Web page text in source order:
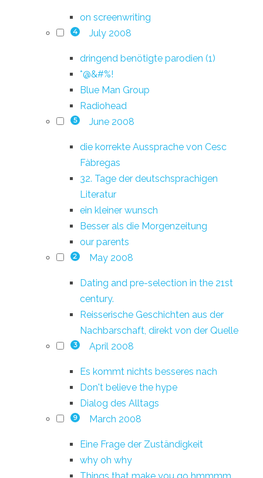
on screenwriting
4 July 2008
dringend benötigte parodien (1)
*@&#%!
Blue Man Group
Radiohead
5 June 2008
die korrekte Aussprache von Cesc
Fàbregas
32. Tage der deutschsprachigen
Literatur
ein kleiner wunsch
Besser als die Morgenzeitung
our parents
2 May 2008
Dating and pre-selection in the 21st
century.
Reisserische Geschichten aus der
Nachbarschaft, direkt von der Quelle
3 April 2008
Es kommt nichts besseres nach
Don't believe the hype
Dialog des Alltags
9 March 2008
Eine Frage der Zuständigkeit
why oh why
Things that make you go hmmmm